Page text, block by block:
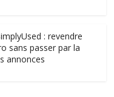
: revendre
sans passer par la
annonces